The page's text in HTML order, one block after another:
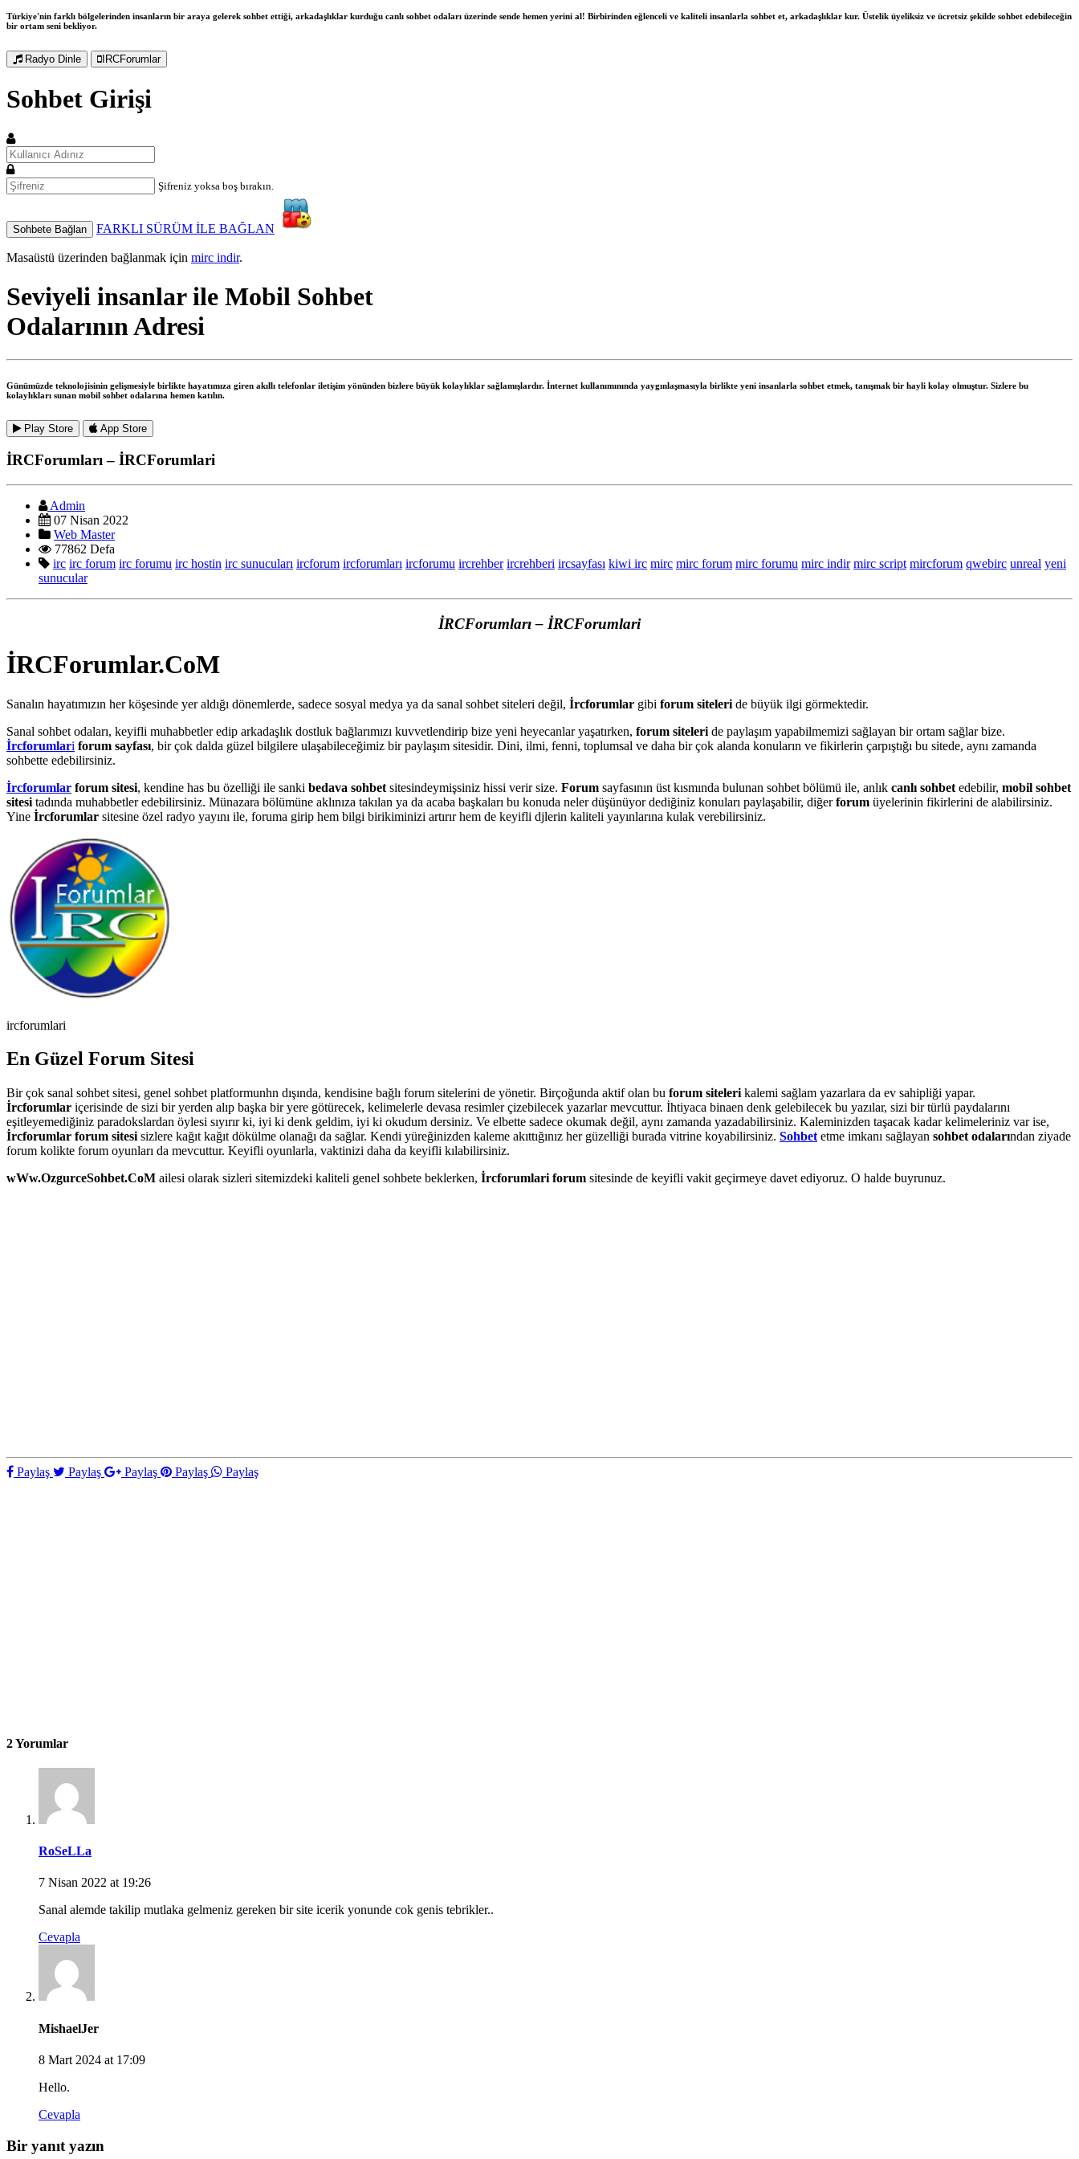
Türkiye'nin farklı bölgelerinden insanların bir araya gelerek sohbet ettiği, arkadaşlıklar kurduğu canlı sohbet odaları üzerinde sende hemen yerini al! Birbirinden eğlenceli ve kaliteli insanlarla sohbet et, arkadaşlıklar kur. Üstelik üyeliksiz ve ücretsiz şekilde sohbet edebileceğin
bir ortam seni bekliyor.
Radyo Dinle IRCForumlar
Sohbet Girişi
Şifreniz yoksa boş bırakın.
Sohbete Bağlan FARKLI SÜRÜM İLE BAĞLAN
Masaüstü üzerinden bağlanmak için mirc indir.
Seviyeli insanlar ile Mobil Sohbet
Odalarının Adresi
Günümüzde teknolojisinin gelişmesiyle birlikte hayatımıza giren akıllı telefonlar iletişim yönünden bizlere büyük kolaylıklar sağlamışlardır. İnternet kullanımınında yaygınlaşmasıyla birlikte yeni insanlarla sohbet etmek, tanışmak bir hayli kolay olmuştur. Sizlere bu
kolaylıkları sunan mobil sohbet odalarına hemen katılın.
Play Store App Store
İRCForumları – İRCForumlari
Admin
07 Nisan 2022
Web Master
77862 Defa
irc irc forum irc forumu irc hostin irc sunucuları ircforum ircforumları ircforumu ircrehber ircrehberi ircsayfası kiwi irc mirc mirc forum mirc forumu mirc indir mirc script mircforum qwebirc unreal yeni
sunucular
İRCForumları – İRCForumlari
İRCForumlar.CoM
Sanalın hayatımızın her köşesinde yer aldığı dönemlerde, sadece sosyal medya ya da sanal sohbet siteleri değil, İrcforumlar gibi forum siteleri de büyük ilgi görmektedir.
Sanal sohbet odaları, keyifli muhabbetler edip arkadaşlık dostluk bağlarımızı kuvvetlendirip bize yeni heyecanlar yaşatırken, forum siteleri de paylaşım yapabilmemizi sağlayan bir ortam sağlar bize.
İrcforumlari forum sayfası, bir çok dalda güzel bilgilere ulaşabileceğimiz bir paylaşım sitesidir. Dini, ilmi, fenni, toplumsal ve daha bir çok alanda konuların ve fikirlerin çarpıştığı bu sitede, aynı zamanda
sohbette edebilirsiniz.
İrcforumlar forum sitesi, kendine has bu özelliği ile sanki bedava sohbet sitesindeymişsiniz hissi verir size. Forum sayfasının üst kısmında bulunan sohbet bölümü ile, anlık canlı sohbet edebilir, mobil sohbet
sitesi tadında muhabbetler edebilirsiniz. Münazara bölümüne aklınıza takılan ya da acaba başkaları bu konuda neler düşünüyor dediğiniz konuları paylaşabilir, diğerforum üyelerinin fikirlerini de alabilirsiniz.
Yine İrcforumlar sitesine özel radyo yayını ile, foruma girip hem bilgi birikiminizi artırır hem de keyifli djlerin kaliteli yayınlarına kulak verebilirsiniz.
ircforumlari
En Güzel Forum Sitesi
Bir çok sanal sohbet sitesi, genel sohbet platformunhn dışında, kendisine bağlı forum sitelerini de yönetir. Birçoğunda aktif olan bu forum siteleri kalemi sağlam yazarlara da ev sahipliği yapar.
İrcforumlar içerisinde de sizi bir yerden alıp başka bir yere götürecek, kelimelerle devasa resimler çizebilecek yazarlar mevcuttur. İhtiyaca binaen denk gelebilecek bu yazılar, sizi bir türlü paydalarını
eşitleyemediğiniz paradokslardan öylesi sıyırır ki, iyi ki denk geldim, iyi ki okudum dersiniz. Ve elbette sadece okumak değil, aynı zamanda yazadabilirsiniz. Kaleminizden taşacak kadar kelimeleriniz var ise,
İrcforumlar forum sitesi sizlere kağıt kağıt dökülme olanağı da sağlar. Kendi yüreğinizden kaleme akıttığınız her güzelliği burada vitrine koyabilirsiniz. Sohbet etme imkanı sağlayan sohbet odalarından ziyade
forum kolikte forum oyunları da mevcuttur. Keyifli oyunlarla, vaktinizi daha da keyifli kılabilirsiniz.
wWw.OzgurceSohbet.CoM ailesi olarak sizleri sitemizdeki kaliteli genel sohbete beklerken, İrcforumlari forum sitesinde de keyifli vakit geçirmeye davet ediyoruz. O halde buyrunuz.
Paylaş Paylaş Paylaş Paylaş Paylaş
2 Yorumlar
RoSeLLa
7 Nisan 2022 at 19:26
Sanal alemde takilip mutlaka gelmeniz gereken bir site icerik yonunde cok genis tebrikler..
Cevapla
MishaelJer
8 Mart 2024 at 17:09
Hello.
Cevapla
Bir yanıt yazın